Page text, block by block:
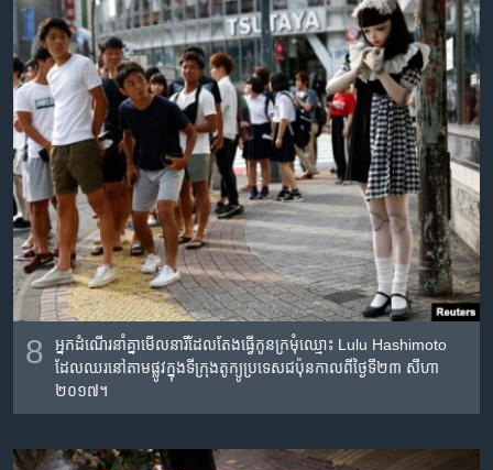
8
អ្នក​ដំណើរ​នាំ​គ្នា​មើល​នារី​ដែល​តែង​ធ្វើ​កូន​ក្រមុំ​ឈ្មោះ​ Lulu Hashimoto
ដែល​ឈរ​នៅ​តាម​ផ្លូវ​ក្នុង​ទីក្រុង​តូក្យូប្រទេស​ជប៉ុន​កាល​ពី​ថ្ងៃទី​២៣ សីហា
២០១៧។